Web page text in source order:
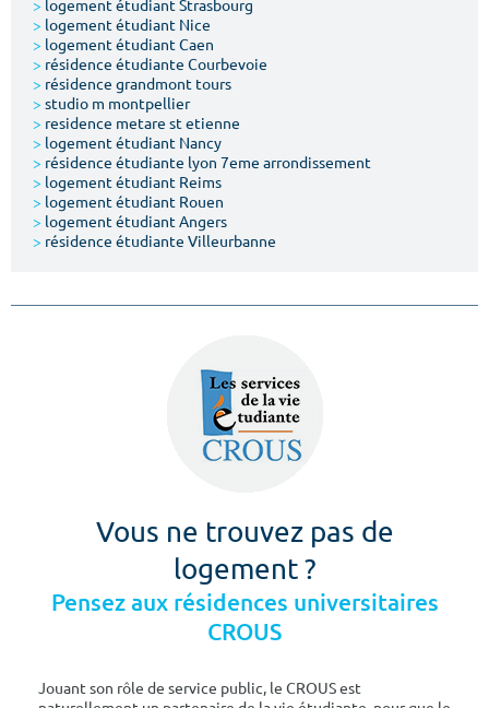
Chercher
> logement étudiant Strasbourg
> logement étudiant Nice
> logement étudiant Caen
> résidence étudiante Courbevoie
> résidence grandmont tours
> studio m montpellier
> residence metare st etienne
> logement étudiant Nancy
> résidence étudiante lyon 7eme arrondissement
> logement étudiant Reims
> logement étudiant Rouen
> logement étudiant Angers
> résidence étudiante Villeurbanne
Vous ne trouvez pas de
logement ?
Pensez aux résidences universitaires
CROUS
Jouant son rôle de service public, le CROUS est